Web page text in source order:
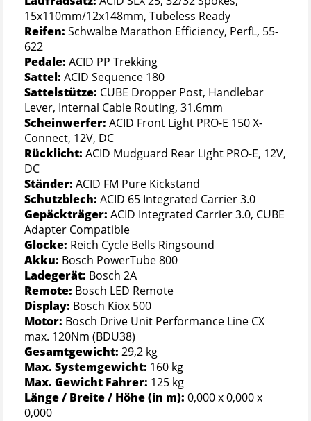
15x110mm/12x148mm, Tubeless Ready
Reifen: Schwalbe Marathon Efficiency, PerfL, 55-
622
Pedale: ACID PP Trekking
Sattel: ACID Sequence 180
Sattelstütze: CUBE Dropper Post, Handlebar
Lever, Internal Cable Routing, 31.6mm
Scheinwerfer: ACID Front Light PRO-E 150 X-
Connect, 12V, DC
Rücklicht: ACID Mudguard Rear Light PRO-E, 12V,
DC
Ständer: ACID FM Pure Kickstand
Schutzblech: ACID 65 Integrated Carrier 3.0
Gepäckträger: ACID Integrated Carrier 3.0, CUBE
Adapter Compatible
Glocke: Reich Cycle Bells Ringsound
Akku: Bosch PowerTube 800
Ladegerät: Bosch 2A
Remote: Bosch LED Remote
Display: Bosch Kiox 500
Motor: Bosch Drive Unit Performance Line CX
max. 120Nm (BDU38)
Gesamtgewicht: 29,2 kg
Max. Systemgewicht: 160 kg
Max. Gewicht Fahrer: 125 kg
Länge / Breite / Höhe (in m): 0,000 x 0,000 x
0,000